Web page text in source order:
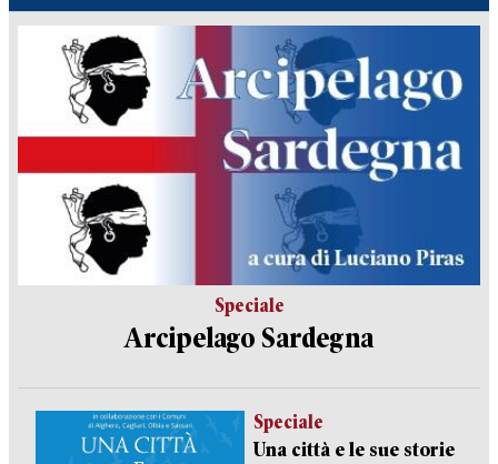
Speciale
Arcipelago Sardegna
Speciale
Una città e le sue storie